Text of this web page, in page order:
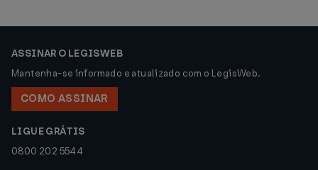
ASSINAR O LEGISWEB
Mantenha-se informado e atualizado com o LegisWeb.
COMO ASSINAR
LIGUE GRÁTIS
0800 202 5544